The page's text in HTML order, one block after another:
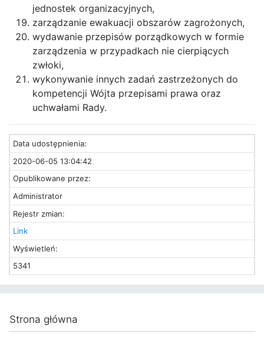
jednostek organizacyjnych,
zarządzanie ewakuacji obszarów zagrożonych,
wydawanie przepisów porządkowych w formie
zarządzenia w przypadkach nie cierpiących
zwłoki,
wykonywanie innych zadań zastrzeżonych do
kompetencji Wójta przepisami prawa oraz
uchwałami Rady.
Data udostępnienia:
2020-06-05 13:04:42
Opublikowane przez:
Administrator
Rejestr zmian:
Link
Wyświetleń:
5341
Strona główna